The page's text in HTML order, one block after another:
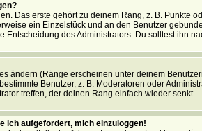
Das erste gehört zu deinem Rang, z. B.
ein Einzelstück und an den Benutzer
Entscheidung des Administrators. Du solltest ihn
ändern (Ränge erscheinen unter deinem
Benutzer, z. B. Moderatoren oder
treffen, der deinen Rang einfach wieder senkt.
ich aufgefordert, mich einzuloggen!